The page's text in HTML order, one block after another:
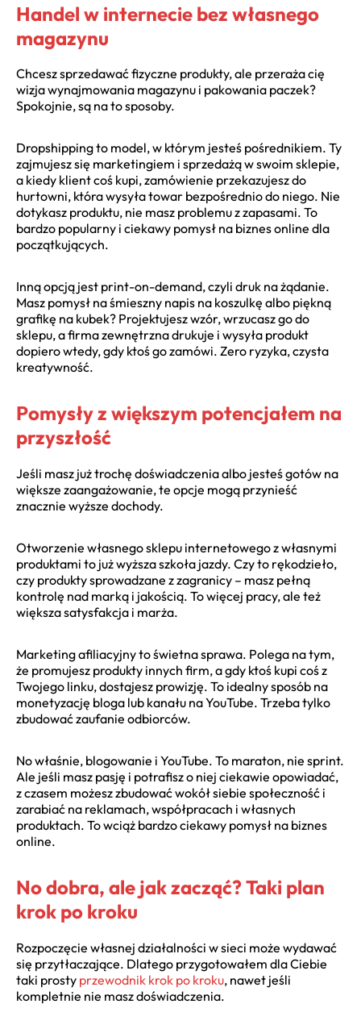
Handel w internecie bez własnego
magazynu
Chcesz sprzedawać fizyczne produkty, ale przeraża cię
wizja wynajmowania magazynu i pakowania paczek?
Spokojnie, są na to sposoby.
Dropshipping to model, w którym jesteś pośrednikiem. Ty
zajmujesz się marketingiem i sprzedażą w swoim sklepie,
a kiedy klient coś kupi, zamówienie przekazujesz do
hurtowni, która wysyła towar bezpośrednio do niego. Nie
dotykasz produktu, nie masz problemu z zapasami. To
bardzo popularny i ciekawy pomysł na biznes online dla
początkujących.
Inną opcją jest print-on-demand, czyli druk na żądanie.
Masz pomysł na śmieszny napis na koszulkę albo piękną
grafikę na kubek? Projektujesz wzór, wrzucasz go do
sklepu, a firma zewnętrzna drukuje i wysyła produkt
dopiero wtedy, gdy ktoś go zamówi. Zero ryzyka, czysta
kreatywność.
Pomysły z większym potencjałem na
przyszłość
Jeśli masz już trochę doświadczenia albo jesteś gotów na
większe zaangażowanie, te opcje mogą przynieść
znacznie wyższe dochody.
Otworzenie własnego sklepu internetowego z własnymi
produktami to już wyższa szkoła jazdy. Czy to rękodzieło,
czy produkty sprowadzane z zagranicy – masz pełną
kontrolę nad marką i jakością. To więcej pracy, ale też
większa satysfakcja i marża.
Marketing afiliacyjny to świetna sprawa. Polega na tym,
że promujesz produkty innych firm, a gdy ktoś kupi coś z
Twojego linku, dostajesz prowizję. To idealny sposób na
monetyzację bloga lub kanału na YouTube. Trzeba tylko
zbudować zaufanie odbiorców.
No właśnie, blogowanie i YouTube. To maraton, nie sprint.
Ale jeśli masz pasję i potrafisz o niej ciekawie opowiadać,
z czasem możesz zbudować wokół siebie społeczność i
zarabiać na reklamach, współpracach i własnych
produktach. To wciąż bardzo ciekawy pomysł na biznes
online.
No dobra, ale jak zacząć? Taki plan
krok po kroku
Rozpoczęcie własnej działalności w sieci może wydawać
się przytłaczające. Dlatego przygotowałem dla Ciebie
taki prosty przewodnik krok po kroku, nawet jeśli
kompletnie nie masz doświadczenia.